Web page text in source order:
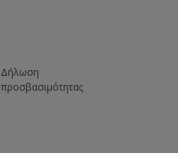
Δήλωση
προσβασιμότητας